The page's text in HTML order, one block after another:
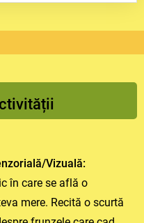
păsări, cum ar fi
calde, unde
Animalele care
veverița, adună multe
Unele animale,
unsomn foarte
Aceasta se
Vizuală:
în care se află o
mere. Recită o scurtă